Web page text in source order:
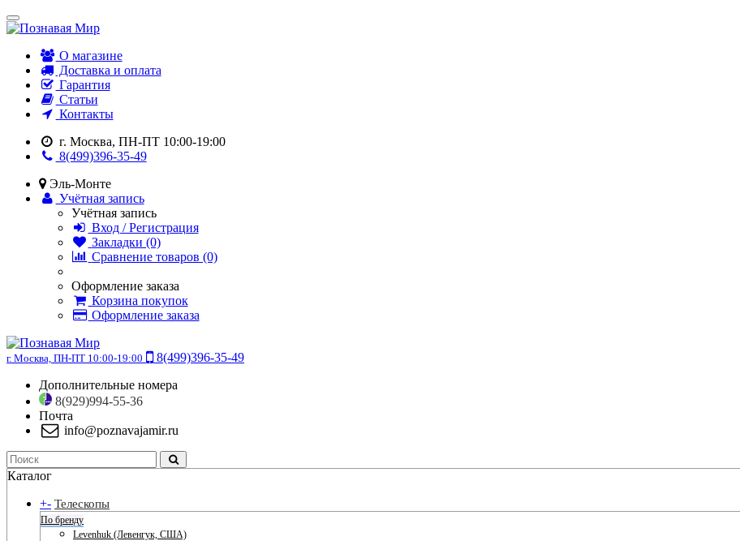
О магазине
Доставка и оплата
Гарантия
Статьи
Контакты
г. Москва, ПН-ПТ 10:00-19:00
8(499)396-35-49
Эль-Монте
Учётная запись
Учётная запись
Вход / Регистрация
Закладки (0)
Сравнение товаров (0)
Оформление заказа
Корзина покупок
Оформление заказа
г. Москва, ПН-ПТ 10:00-19:00
8(499)396-35-49
Дополнительные номера
8(929)994-55-36
Почта
info@poznavajamir.ru
Каталог
+- Телескопы
По бренду
Levenhuk (Левенгук, США)